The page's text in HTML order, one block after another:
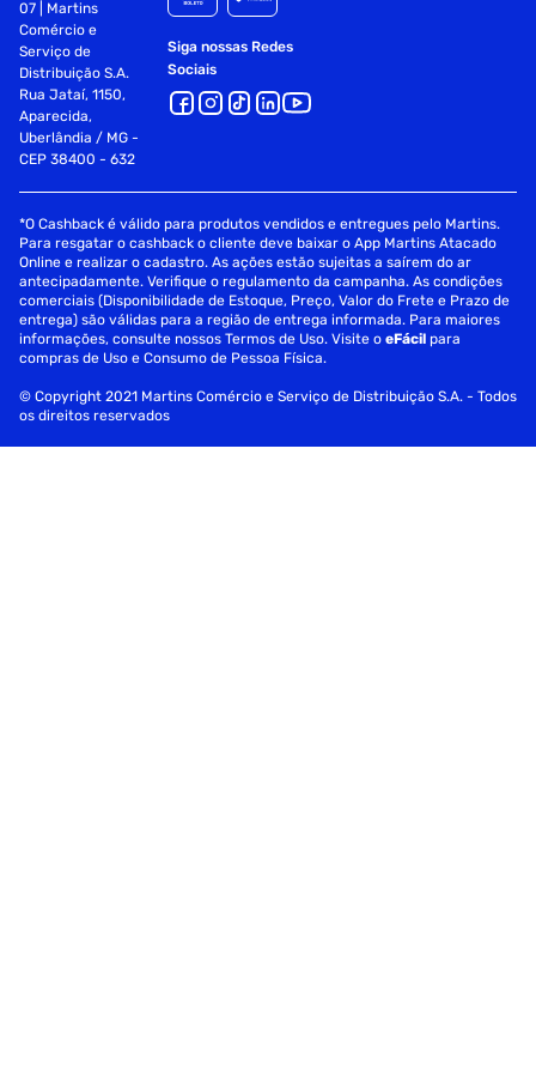
part number : ids-7216hqhi-m1/s
modelo : ids-7216hqhi-m1/s
garantia com o seller: 1 ano/anos
07 | Martins
Comércio e
Serviço de
Distribuição S.A.
Rua Jataí, 1150,
Aparecida,
Uberlândia / MG -
CEP 38400 - 632
Siga nossas Redes
Sociais
*O Cashback é válido para produtos vendidos e entregues pelo Martins.
Para resgatar o cashback o cliente deve baixar o App Martins Atacado
Online e realizar o cadastro. As ações estão sujeitas a saírem do ar
antecipadamente. Verifique o regulamento da campanha. As condições
comerciais (Disponibilidade de Estoque, Preço, Valor do Frete e Prazo de
entrega) são válidas para a região de entrega informada. Para maiores
informações, consulte nossos Termos de Uso. Visite oeFácil para
compras de Uso e Consumo de Pessoa Física.
© Copyright 2021 Martins Comércio e Serviço de Distribuição S.A. - Todos
os direitos reservados